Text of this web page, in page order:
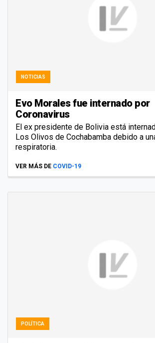
NOTICIAS
Evo Morales fue internado por
Coronavirus
El ex presidente de Bolivia está
Los Olivos de Cochabamba debido a
respiratoria.
VER MÁS DE COVID-19
POLÍTICA